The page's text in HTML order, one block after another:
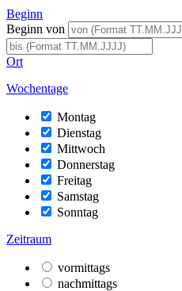
Beginn
Beginn von
Ort
Wochentage
Montag
Dienstag
Mittwoch
Donnerstag
Freitag
Samstag
Sonntag
Zeitraum
vormittags
nachmittags